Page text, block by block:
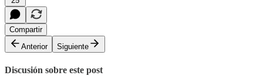
Compartir
Anterior
Siguiente
Discusión sobre este post